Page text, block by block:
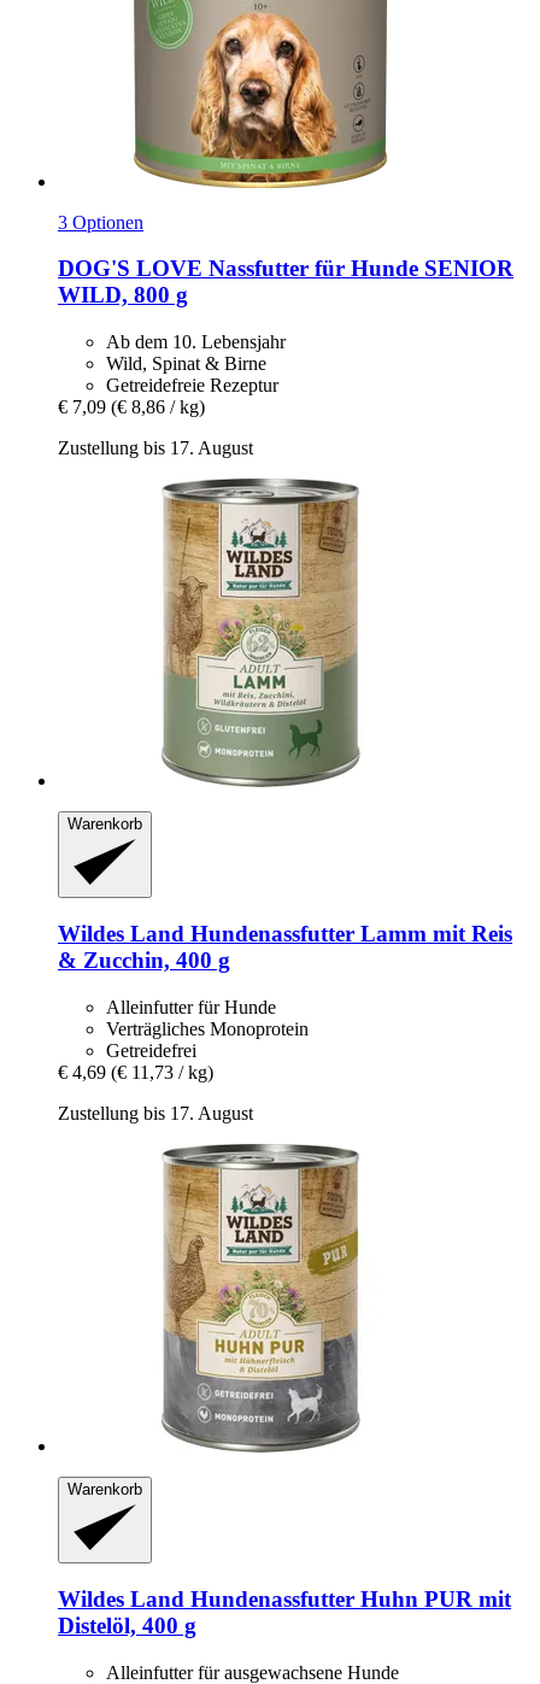
3 Optionen
DOG'S LOVE Nassfutter für Hunde SENIOR
WILD, 800 g
Ab dem 10. Lebensjahr
Wild, Spinat & Birne
Getreidefreie Rezeptur
€ 7,09 (€ 8,86 / kg)
Zustellung bis 17. August
Warenkorb
Wildes Land Hundenassfutter Lamm mit Reis
& Zucchin, 400 g
Alleinfutter für Hunde
Verträgliches Monoprotein
Getreidefrei
€ 4,69 (€ 11,73 / kg)
Zustellung bis 17. August
Warenkorb
Wildes Land Hundenassfutter Huhn PUR mit
Distelöl, 400 g
Alleinfutter für ausgewachsene Hunde